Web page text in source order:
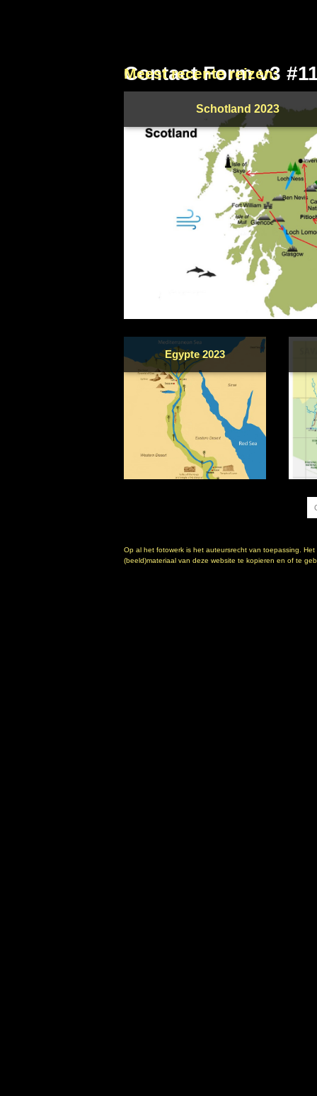
Contact Form v3
Meest recente reizen:
Schotland 2023
Egypte 2023
Op al het fotowerk is het auteursrecht van toepassing.
(beeld)materiaal van deze website te kopieren en of te